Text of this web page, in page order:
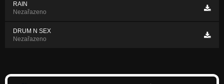
RAIN
Nezařazeno
DRUM N SEX
Nezařazeno